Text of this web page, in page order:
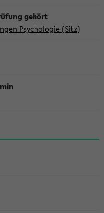
Psychologie (Sitz)